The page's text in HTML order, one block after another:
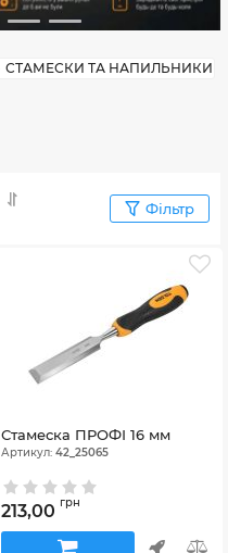
СТАМЕСКИ ТА НАПИЛЬНИКИ
Фільтр
Стамеска ПРОФІ 16 мм
Артикул: 42_25065
213,00 грн